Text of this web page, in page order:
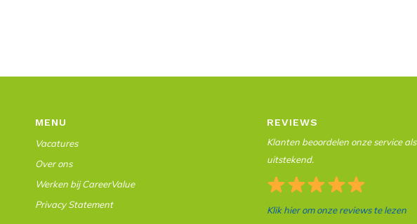
MENU
Vacatures
Over ons
Werken bij CareerValue
Privacy Statement
REVIEWS
Klanten beoordelen onze service als
uitstekend.
Klik hier om onze reviews te lezen